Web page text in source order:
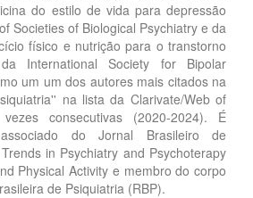
do estilo de vida para depressão
Societies of Biological Psychiatry e da
físico e nutrição para o transtorno
International Society for Bipolar
um um dos autores mais citados na
na lista da Clarivate/Web of
consecutivas (2020-2024). É
do Jornal Brasileiro de
in Psychiatry and Psychoterapy
Physical Activity e membro do corpo
de Psiquiatria (RBP).